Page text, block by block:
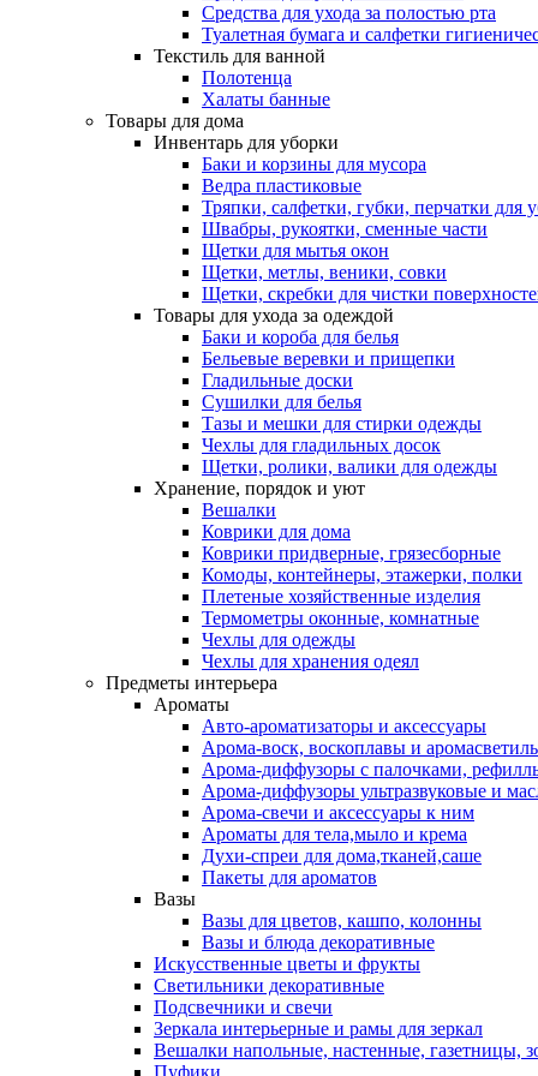
Средства для ухода за полостью рта
Туалетная бумага и салфетки
Текстиль для ванной
Полотенца
Халаты банные
Товары для дома
Инвентарь для уборки
Баки и корзины для мусора
Ведра пластиковые
Тряпки, салфетки, губки, перчатки для
Швабры, рукоятки, сменные части
Щетки для мытья окон
Щетки, метлы, веники, совки
Щетки, скребки для чистки
Товары для ухода за одеждой
Баки и короба для белья
Бельевые веревки и прищепки
Гладильные доски
Сушилки для белья
Тазы и мешки для стирки одежды
Чехлы для гладильных досок
Щетки, ролики, валики для одежды
Хранение, порядок и уют
Вешалки
Коврики для дома
Коврики придверные, грязесборные
Комоды, контейнеры, этажерки, полки
Плетеные хозяйственные изделия
Термометры оконные, комнатные
Чехлы для одежды
Чехлы для хранения одеял
Предметы интерьера
Ароматы
Авто-ароматизаторы и аксессуары
Арома-воск, воскоплавы и
Арома-диффузоры с палочками,
Арома-диффузоры ультразвуковые и
Арома-свечи и аксессуары к ним
Ароматы для тела,мыло и крема
Духи-спреи для дома,тканей,саше
Пакеты для ароматов
Вазы
Вазы для цветов, кашпо, колонны
Вазы и блюда декоративные
Искусственные цветы и фрукты
Светильники декоративные
Подсвечники и свечи
Зеркала интерьерные и рамы для зеркал
Вешалки напольные, настенные, газетницы,
Пуфики